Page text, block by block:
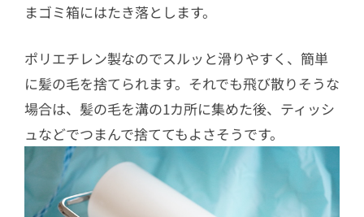
まゴミ箱にはたき落とします。
ポリエチレン製なのでスルッと滑りやすく、簡単
に髪の毛を捨てられます。それでも飛び散りそうな
場合は、髪の毛を溝の1カ所に集めた後、ティッシ
ュなどでつまんで捨ててもよさそうです。